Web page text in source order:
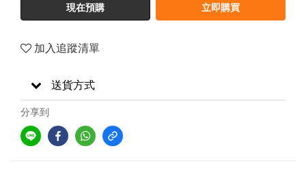
現在預購 立即購買
加入追蹤清單
送貨方式
分享到